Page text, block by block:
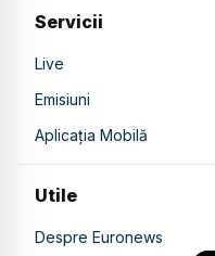
Servicii
Live
Emisiuni
Aplicația Mobilă
Utile
Despre Euronews